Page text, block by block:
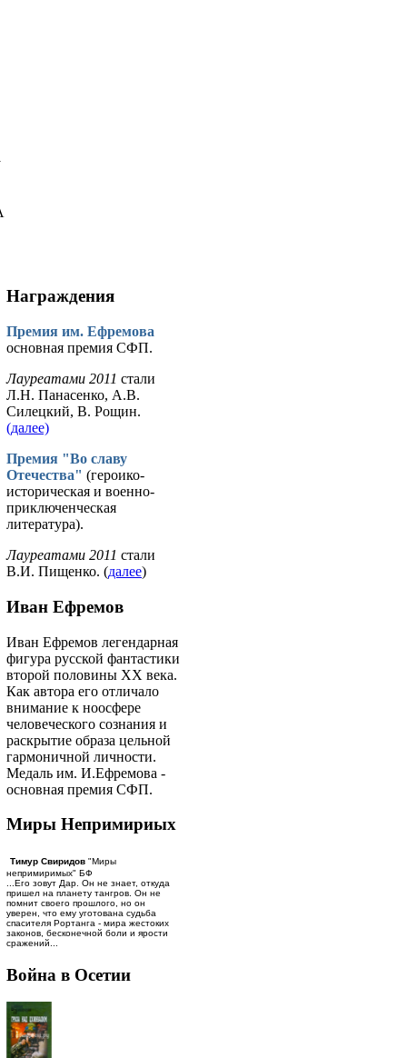
Награждения
Премия им. Ефремова
основная премия СФП.
Лауреатами 2011 стали
Л.Н. Панасенко, А.В.
Силецкий, В. Рощин.
(далее)
Премия "Во славу
Отечества" (героико-
историческая и военно-
приключенческая
литература).
Лауреатами 2011 стали
В.И. Пищенко. (далее)
Иван Ефремов
Иван Ефремов легендарная
фигура русской фантастики
второй половины ХХ века.
Как автора его отличало
внимание к ноосфере
человеческого сознания и
раскрытие образа цельной
гармоничной личности.
Медаль им. И.Ефремова -
основная премия СФП.
Миры Непримириых
Тимур Свиридов "Миры
непримиримых" БФ
...Его зовут Дар. Он не знает, откуда
пришел на планету тангров. Он не
помнит своего прошлого, но он
уверен, что ему уготована судьба
спасителя Рортанга - мира жестоких
законов, бесконечной боли и ярости
сражений...
Война в Осетии